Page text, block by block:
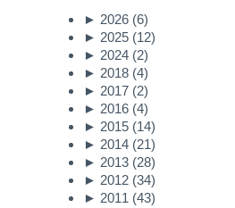
► 2026 (6)
► 2025 (12)
► 2024 (2)
► 2018 (4)
► 2017 (2)
► 2016 (4)
► 2015 (14)
► 2014 (21)
► 2013 (28)
► 2012 (34)
► 2011 (43)